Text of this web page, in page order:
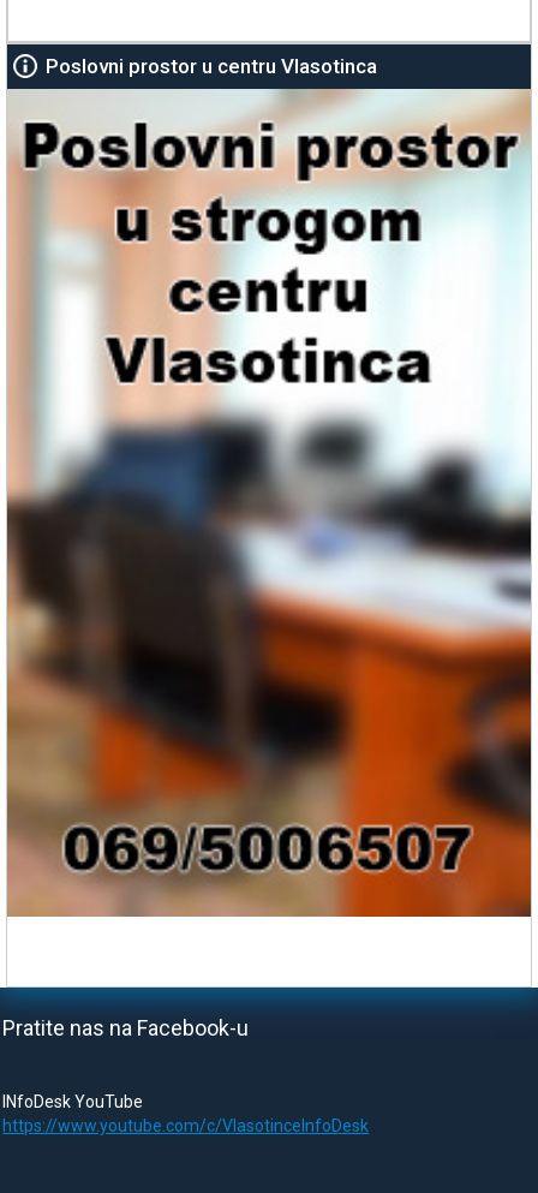
Poslovni prostor u centru Vlasotinca
Pratite nas na Facebook-u
INfoDesk YouTube
https://www.youtube.com/c/VlasotinceInfoDesk